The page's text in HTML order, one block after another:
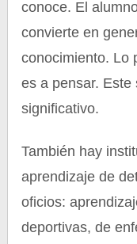
conoce. El
convierte en
conocimiento. Lo
es a pensar.
significativo.
También hay
aprendizaje de
oficios:
deportivas, de